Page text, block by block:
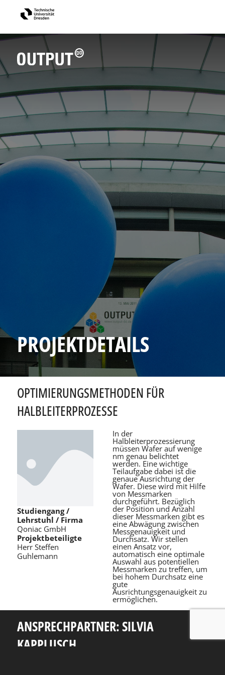
PROJEKTDETAILS
OPTIMIERUNGSMETHODEN FÜR
HALBLEITERPROZESSE
Studiengang /
Lehrstuhl / Firma
Qoniac GmbH
Projektbeteiligte
Herr Steffen
Guhlemann
In der
Halbleiterprozessierung
müssen Wafer auf wenige
nm genau belichtet
werden. Eine wichtige
Teilaufgabe dabei ist die
genaue Ausrichtung der
Wafer. Diese wird mit Hilfe
von Messmarken
durchgeführt. Bezüglich
der Position und Anzahl
dieser Messmarken gibt es
eine Abwägung zwischen
Messgenauigkeit und
Durchsatz. Wir stellen
einen Ansatz vor,
automatisch eine optimale
Auswahl aus potentiellen
Messmarken zu treffen, um
bei hohem Durchsatz eine
gute
Ausrichtungsgenauigkeit zu
ermöglichen.
ANSPRECHPARTNER: SILVIA
KAPPLUSCH